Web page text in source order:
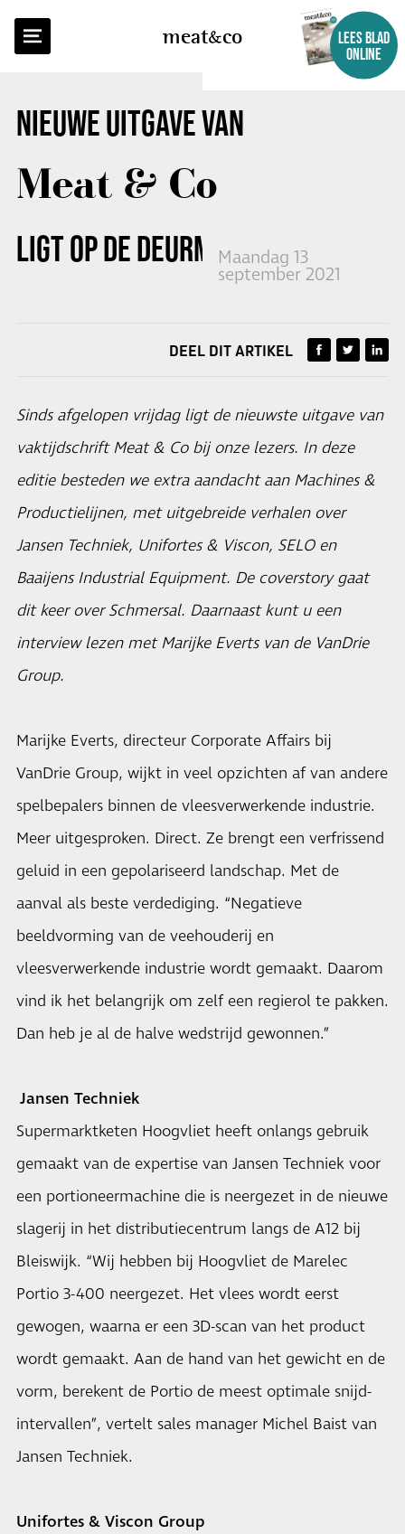
meatco
LEES BLAD
ONLINE
NIEUWE UITGAVE VAN
Meat & Co
LIGT OP DE DEURMATMaandag 13
september 2021
TERUG NAAR OVERZICHT
DEEL DIT ARTIKEL
Sinds afgelopen vrijdag ligt de nieuwste uitgave van
vaktijdschrift Meat & Co bij onze lezers. In deze
editie besteden we extra aandacht aan Machines &
Productielijnen, met uitgebreide verhalen over
Jansen Techniek, Unifortes & Viscon, SELO en
Baaijens Industrial Equipment. De coverstory gaat
dit keer over Schmersal. Daarnaast kunt u een
interview lezen met Marijke Everts van de VanDrie
Group.
Marijke Everts, directeur Corporate Affairs bij
VanDrie Group, wijkt in veel opzichten af van andere
spelbepalers binnen de vleesverwerkende industrie.
Meer uitgesproken. Direct. Ze brengt een verfrissend
geluid in een gepolariseerd landschap. Met de
aanval als beste verdediging. “Negatieve
beeldvorming van de veehouderij en
vleesverwerkende industrie wordt gemaakt. Daarom
vind ik het belangrijk om zelf een regierol te pakken.
Dan heb je al de halve wedstrijd gewonnen.”
Jansen Techniek
Supermarktketen Hoogvliet heeft onlangs gebruik
gemaakt van de expertise van Jansen Techniek voor
een portioneermachine die is neergezet in de nieuwe
slagerij in het distributiecentrum langs de A12 bij
Bleiswijk. “Wij hebben bij Hoogvliet de Marelec
Portio 3-400 neergezet. Het vlees wordt eerst
gewogen, waarna er een 3D-scan van het product
wordt gemaakt. Aan de hand van het gewicht en de
vorm, berekent de Portio de meest optimale snijd-
intervallen”, vertelt sales manager Michel Baist van
Jansen Techniek.
Unifortes & Viscon Group